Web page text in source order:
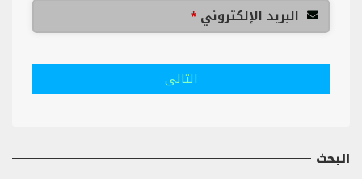
البريد الإلكتروني *
التالى
البحث